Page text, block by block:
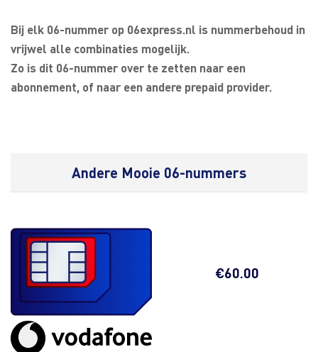
Bij elk 06-nummer op 06express.nl is nummerbehoud in
vrijwel alle combinaties mogelijk.
Zo is dit 06-nummer over te zetten naar een
abonnement, of naar een andere prepaid provider.
Andere Mooie 06-nummers
€60.00